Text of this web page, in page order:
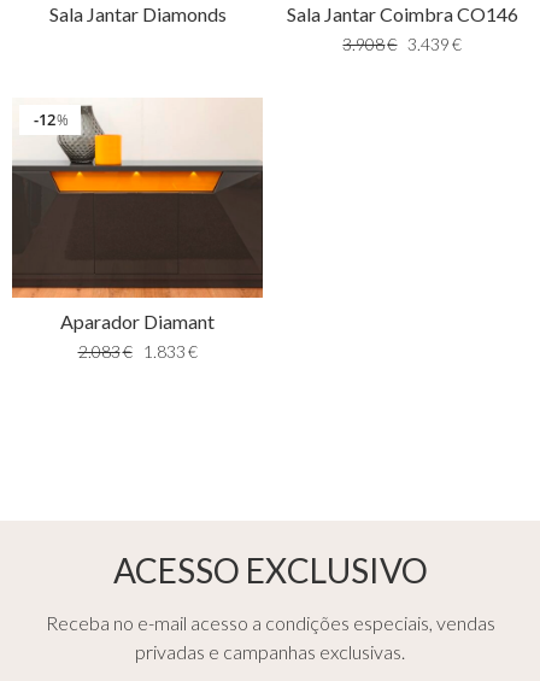
Sala Jantar Diamonds Sala Jantar Coimbra CO146
3.908€ 3.439 €
%
12
Aparador Diamant
2.083€ 1.833€
ACESSO EXCLUSIVO
Receba no e-mail acesso a condições especiais, vendas
privadas e campanhas exclusivas.